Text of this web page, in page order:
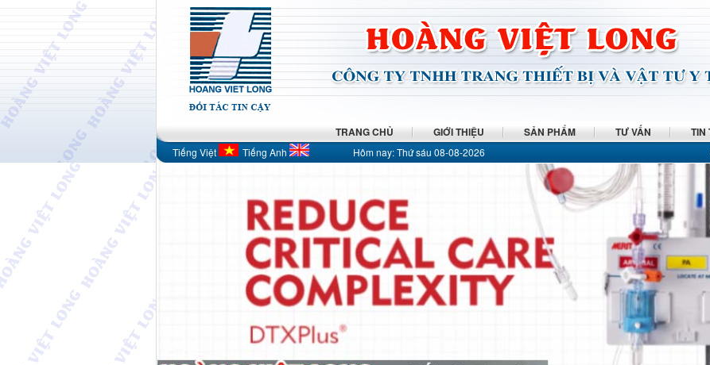
TRANG CHỦ GIỚI THIỆU SẢN PHẨM TƯ VẤN TIN
Tiếng Việt Tiếng Anh Hôm nay:Thứ sáu 08-08-2026